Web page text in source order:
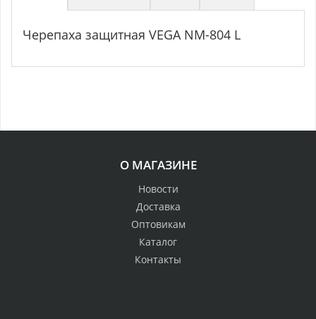
Черепаха защитная VEGA NM-804 L
О МАГАЗИНЕ
Новости
Доставка
Оптовикам
Каталог
Контакты